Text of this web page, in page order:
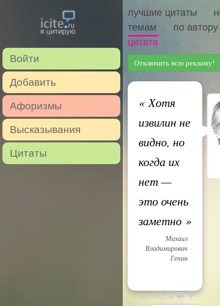
Войти
Добавить
Афоризмы
Высказывания
Цитаты
лучшие цитаты
темам
по автору
цитата
Отключить всю рекламу!
«Хотя
извилин не
видно, но
когда их
нет —
это очень
заметно »
Михаил
Владимирович
Генин
0